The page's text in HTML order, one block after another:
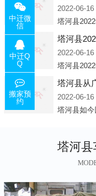
2022-06-16
2022-06-16
2022-06-16
塔河县
中迁微
信
中迁Q
Q
搬家预
约